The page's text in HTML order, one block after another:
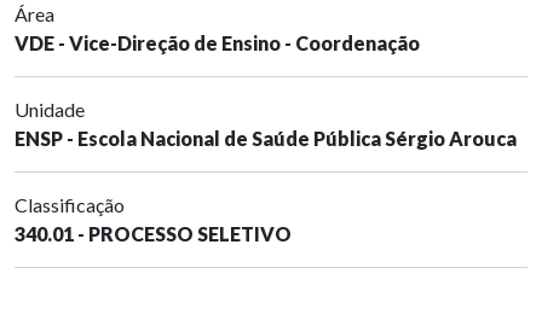
Área
VDE - Vice-Direção de Ensino - Coordenação
Unidade
ENSP - Escola Nacional de Saúde Pública Sérgio Arouca
Classificação
340.01 - PROCESSO SELETIVO